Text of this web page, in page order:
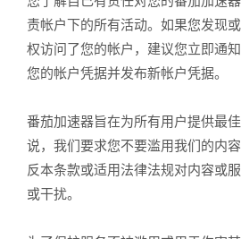
责帐户下的所有活动。如果您发现
权访问了您的帐户，建议您立即通
您的帐户凭据并发布新帐户凭据。
番茄加速器旨在为所有用户提供最
说，我们要求您不要滥用我们的内
反本条款或适用法律法规对内容或
或干扰。